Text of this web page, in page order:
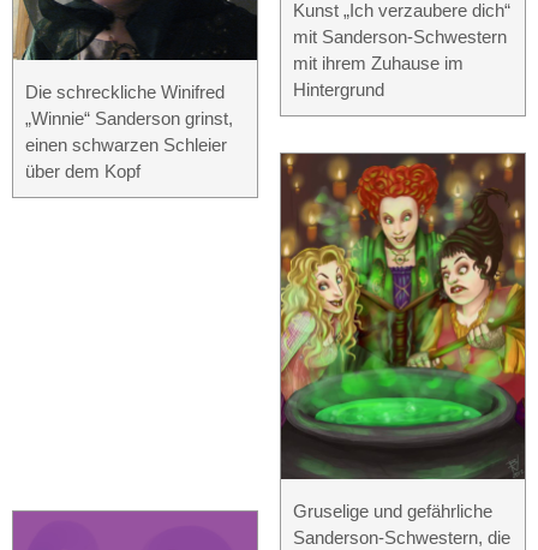
Die schreckliche Winifred
„Winnie“ Sanderson grinst,
einen schwarzen Schleier
über dem Kopf
Kunst „Ich verzaubere dich“
mit Sanderson-Schwestern
mit ihrem Zuhause im
Hintergrund
Gruselige und gefährliche
Sanderson-Schwestern, die